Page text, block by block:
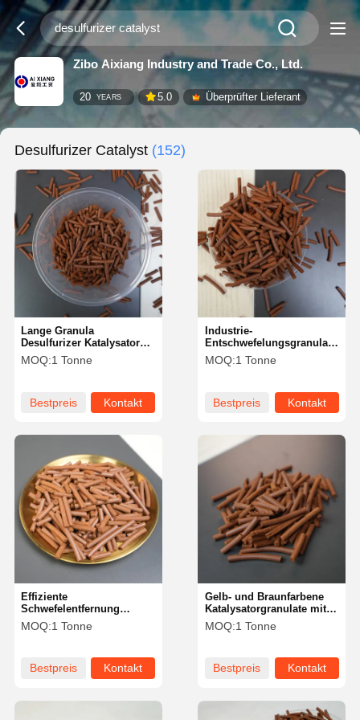
Zibo Aixiang Industry and Trade Co., Ltd.
20 YEARS 5.0 Überprüfter Lieferant
Desulfurizer Catalyst (152)
Lange Granula
Desulfurizer Katalysator
0,9 G/cm3 für
maßgeschneiderte
MOQ:1 Tonne
Bestpreis Kontakt
Industrie-
Entschwefelungsgranulate
im gelblichbraunen
Entschwefelungskatalysator
MOQ:1 Tonne
Bestpreis Kontakt
Effiziente
Schwefelentfernung
Desulfurizer Katalysator
Geruchlos zur Entfernung
MOQ:1 Tonne
Bestpreis Kontakt
Gelb- und Braunfarbene
Katalysatorgranulate mit
Abbau von
Schwefelwasserstoff
MOQ:1 Tonne
Bestpreis Kontakt